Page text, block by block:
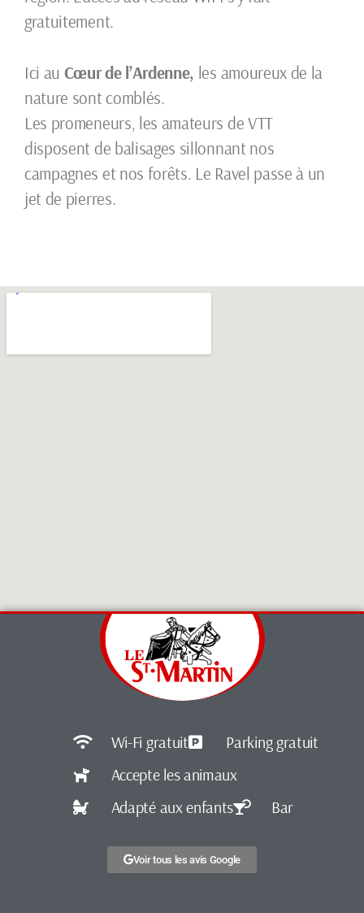
gratuitement.
Ici au Cœur de l’Ardenne, les amoureux de la
nature sont comblés.
Les promeneurs, les amateurs de VTT
disposent de balisages sillonnant nos
campagnes et nos forêts. Le Ravel passe à un
jet de pierres.
Wi-Fi gratuit
Parking gratuit
Accepte les animaux
Adapté aux enfants
Bar
Voir tous les avis Google